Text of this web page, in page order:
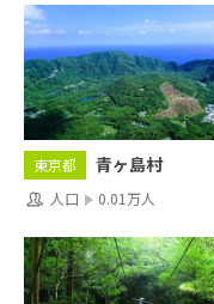
東京都 青ヶ島村
人口 0.01万人